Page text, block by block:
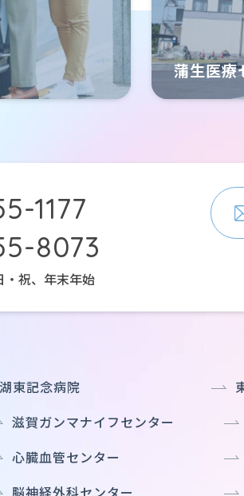
蒲生医療
1177
8073
・祝、年末年始
湖東記念病院
滋賀ガンマナイフセンター
心臓血管センター
脳神経外科センター